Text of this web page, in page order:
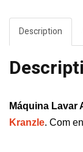
Description
Máquina Lavar
Kranzle. Com